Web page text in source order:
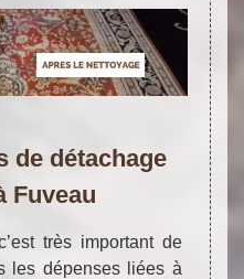
de détachage
Fuveau
très important de
les dépenses liées à